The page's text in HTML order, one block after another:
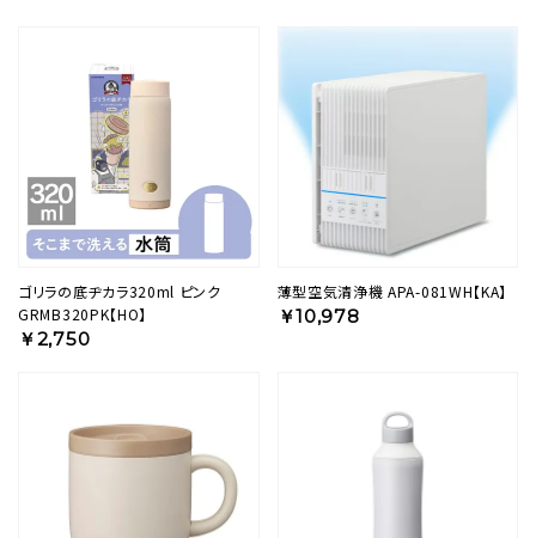
ゴリラの底ヂカラ320ml ピンク
GRMB320PK【HO】
￥2,750
薄型空気清浄機 APA-081WH【KA】
￥10,978